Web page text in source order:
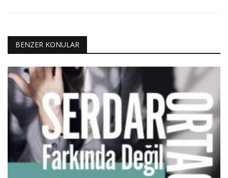
BENZER KONULAR